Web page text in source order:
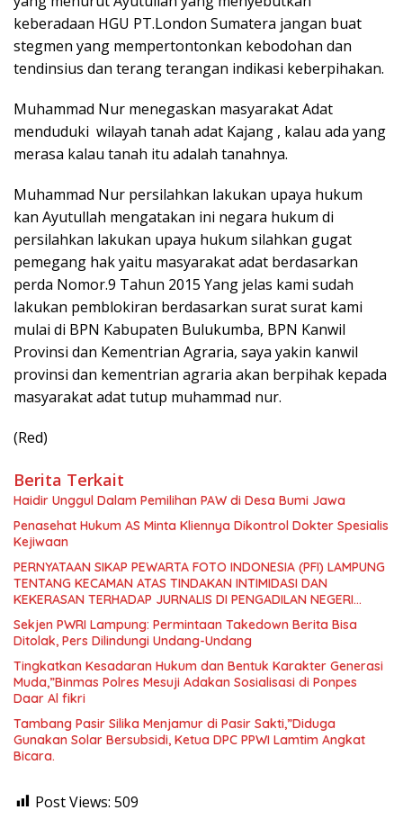
keberadaan HGU PT.London Sumatera jangan buat
stegmen yang mempertontonkan kebodohan dan
tendinsius dan terang terangan indikasi keberpihakan.
Muhammad Nur menegaskan masyarakat Adat
menduduki wilayah tanah adat Kajang , kalau ada yang
merasa kalau tanah itu adalah tanahnya.
Muhammad Nur persilahkan lakukan upaya hukum
kan Ayutullah mengatakan ini negara hukum di
persilahkan lakukan upaya hukum silahkan gugat
pemegang hak yaitu masyarakat adat berdasarkan
perda Nomor.9 Tahun 2015 Yang jelas kami sudah
lakukan pemblokiran berdasarkan surat surat kami
mulai di BPN Kabupaten Bulukumba, BPN Kanwil
Provinsi dan Kementrian Agraria, saya yakin kanwil
provinsi dan kementrian agraria akan berpihak kepada
masyarakat adat tutup muhammad nur.
(Red)
Berita Terkait
Haidir Unggul Dalam Pemilihan PAW di Desa Bumi Jawa
Penasehat Hukum AS Minta Kliennya Dikontrol Dokter Spesialis
Kejiwaan
PERNYATAAN SIKAP PEWARTA FOTO INDONESIA (PFI) LAMPUNG
TENTANG KECAMAN ATAS TINDAKAN INTIMIDASI DAN
KEKERASAN TERHADAP JURNALIS DI PENGADILAN NEGERI
TANJUNG KARANG.
Sekjen PWRI Lampung: Permintaan Takedown Berita Bisa
Ditolak, Pers Dilindungi Undang-Undang
Tingkatkan Kesadaran Hukum dan Bentuk Karakter Generasi
Muda,”Binmas Polres Mesuji Adakan Sosialisasi di Ponpes
Daar Al fikri
Tambang Pasir Silika Menjamur di Pasir Sakti,”Diduga
Gunakan Solar Bersubsidi, Ketua DPC PPWI Lamtim Angkat
Bicara.
Post Views: 509